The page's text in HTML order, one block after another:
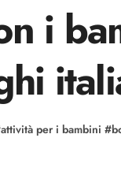
i
attività per i bambini #